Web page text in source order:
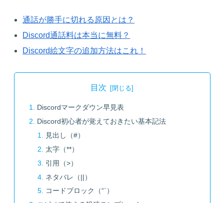
通話が勝手に切れる原因とは？
Discord通話料は本当に無料？
Discord絵文字の追加方法はこれ！
目次
Discordマークダウン早見表
Discord初心者が覚えておきたい基本記法
見出し（#）
太字（**）
引用（>）
ネタバレ（||）
コードブロック（“`）